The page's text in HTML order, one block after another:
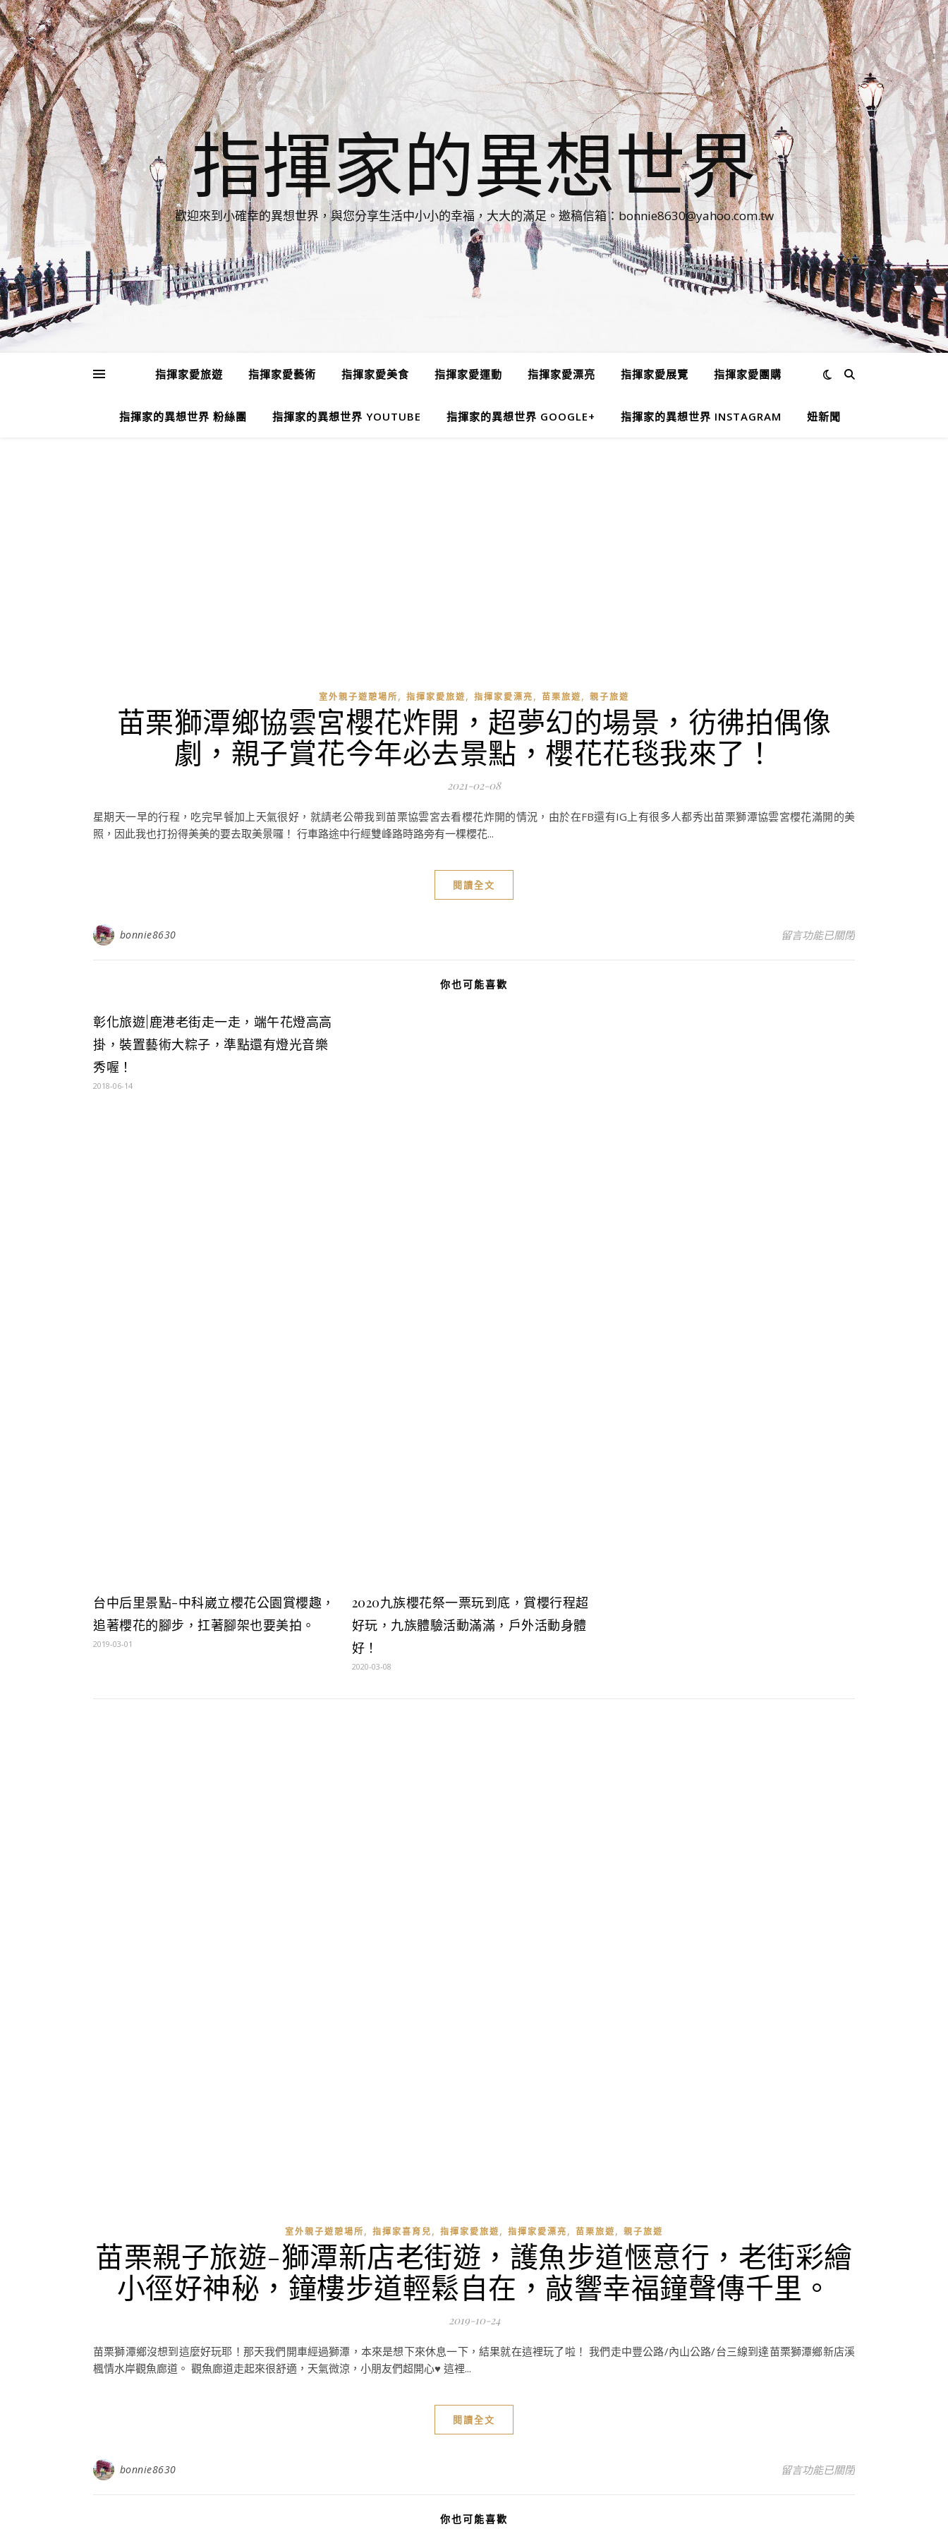
指揮家的異想世界
歡迎來到小確幸的異想世界，與您分享生活中小小的幸福，大大的滿足。邀稿信箱：bonnie8630@yahoo.com.tw
指揮家愛旅遊 指揮家愛藝術 指揮家愛美食 指揮家愛運動 指揮家愛漂亮 指揮家愛展覽 指揮家愛團購
指揮家的異想世界 粉絲團 指揮家的異想世界 YOUTUBE 指揮家的異想世界 GOOGLE+ 指揮家的異想世界 INSTAGRAM 妞新聞
室外親子遊憩場所, 指揮家愛旅遊, 指揮家愛漂亮, 苗栗旅遊, 親子旅遊
苗栗獅潭鄉協雲宮櫻花炸開，超夢幻的場景，彷彿拍偶像
劇，親子賞花今年必去景點，櫻花花毯我來了！
2021-02-08
星期天一早的行程，吃完早餐加上天氣很好，就請老公帶我到苗栗協雲宮去看櫻花炸開的情況，由於在FB還有IG上有很多人都秀出苗栗獅潭協雲宮櫻花滿開的美
照，因此我也打扮得美美的要去取美景囉！ 行車路途中行經雙峰路時路旁有一棵櫻花...
閱讀全文
bonnie8630 在〈苗栗獅潭鄉協雲宮櫻花炸開，
留言功能已關閉
你也可能喜歡
彰化旅遊|鹿港老街走一走，端午花燈高高
掛，裝置藝術大粽子，準點還有燈光音樂
秀喔！
2018-06-14
台中后里景點-中科崴立櫻花公園賞櫻趣，
追著櫻花的腳步，扛著腳架也要美拍。
2019-03-01
2020九族櫻花祭一票玩到底，賞櫻行程超
好玩，九族體驗活動滿滿，戶外活動身體
好！
2020-03-08
室外親子遊憩場所, 指揮家喜育兒, 指揮家愛旅遊, 指揮家愛漂亮, 苗栗旅遊, 親子旅遊
苗栗親子旅遊-獅潭新店老街遊，護魚步道愜意行，老街彩繪
小徑好神秘，鐘樓步道輕鬆自在，敲響幸福鐘聲傳千里。
2019-10-24
苗栗獅潭鄉沒想到這麼好玩耶！那天我們開車經過獅潭，本來是想下來休息一下，結果就在這裡玩了啦！ 我們走中豐公路/內山公路/台三線到達苗栗獅潭鄉新店溪
楓情水岸觀魚廊道。 觀魚廊道走起來很舒適，天氣微涼，小朋友們超開心♥ 這裡...
閱讀全文
bonnie8630 在〈苗栗親子旅遊-獅潭新店老街
留言功能已關閉
你也可能喜歡